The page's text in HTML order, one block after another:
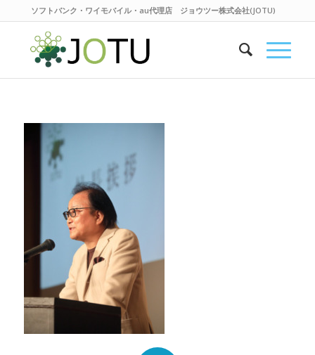
ソフトバンク・ワイモバイル・au代理店 ジョウツー株式会社(JOTU)